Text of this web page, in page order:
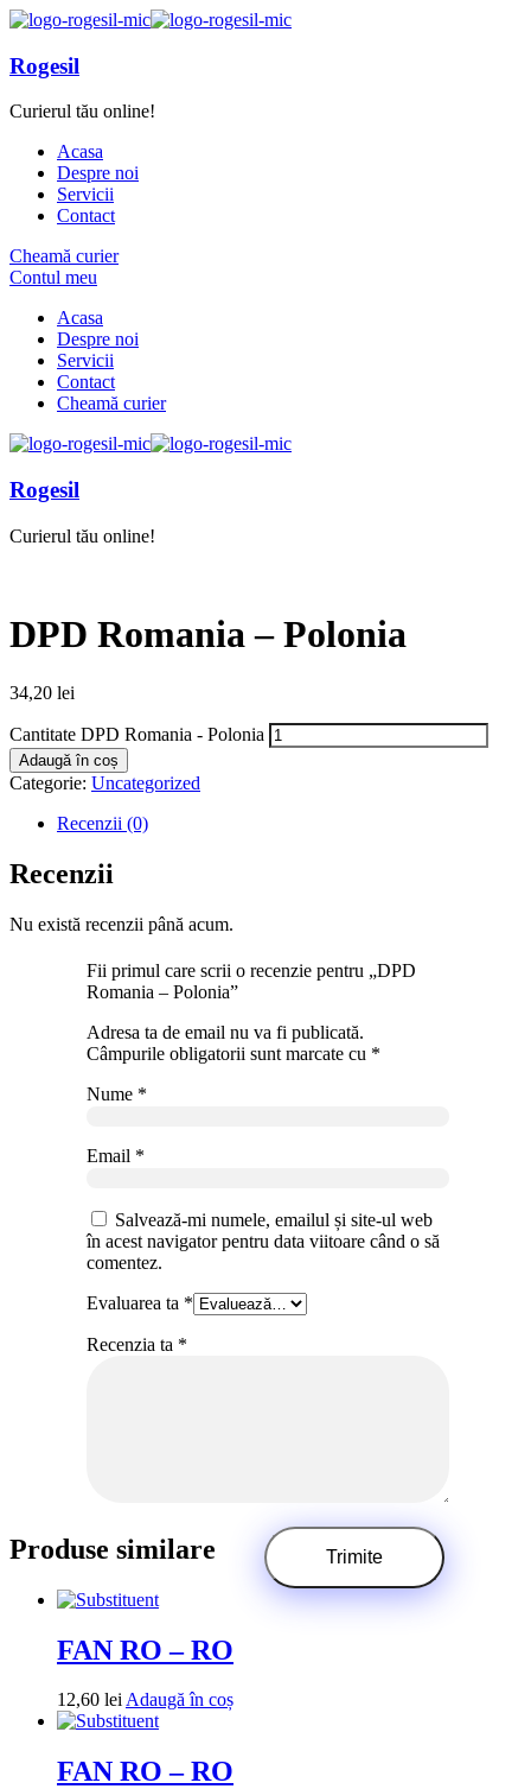
Rogesil
Curierul tău online!
Acasa
Despre noi
Servicii
Contact
Cheamă curier
Contul meu
Acasa
Despre noi
Servicii
Contact
Cheamă curier
Rogesil
Curierul tău online!
DPD Romania – Polonia
34,20 lei
Cantitate DPD Romania - Polonia
Adaugă în coș
Categorie: Uncategorized
Recenzii (0)
Recenzii
Nu există recenzii până acum.
Fii primul care scrii o recenzie pentru „DPD
Romania – Polonia”
Adresa ta de email nu va fi publicată.
Câmpurile obligatorii sunt marcate cu *
Nume *
Email *
Salvează-mi numele, emailul și site-ul web
în acest navigator pentru data viitoare când o să
comentez.
Evaluarea ta *
Recenzia ta *
Produse similare
FAN RO – RO
12,60 leiAdaugă în coș
FAN RO – RO